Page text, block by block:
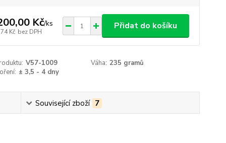
Kč/ks
Kč bez DPH
Přidat do košíku
V57-1009 Váha: 235 gramů
± 3,5 - 4 dny
Související zboží 7